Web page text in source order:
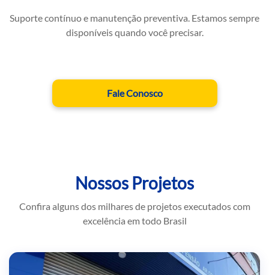
Suporte contínuo e manutenção preventiva. Estamos sempre
disponíveis quando você precisar.
Fale Conosco
Nossos Projetos
Confira alguns dos milhares de projetos executados com
excelência em todo Brasil